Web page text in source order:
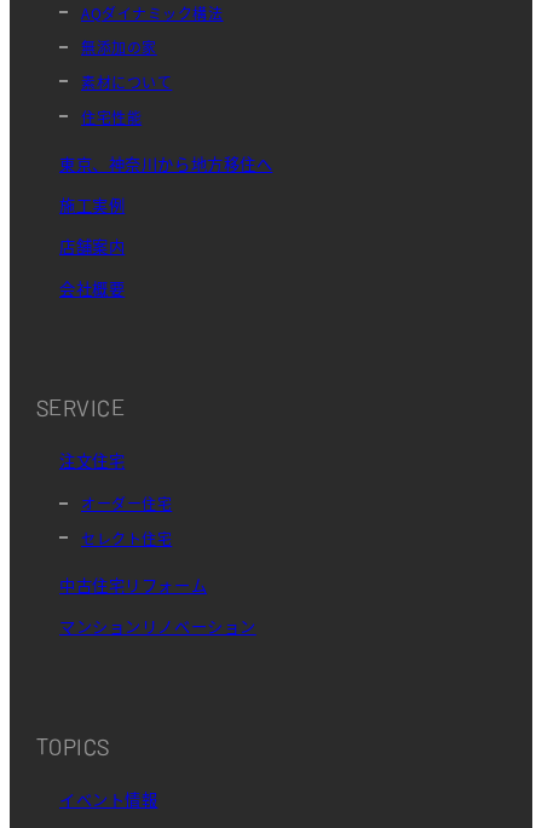
AQダイナミック構法
無添加の家
素材について
住宅性能
東京、神奈川から地方移住へ
施工実例
店舗案内
会社概要
SERVICE
注文住宅
オーダー住宅
セレクト住宅
中古住宅リフォーム
マンションリノベーション
TOPICS
イベント情報